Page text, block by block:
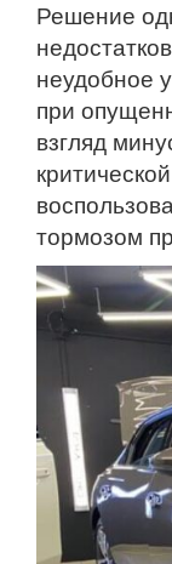
Решение
неудобное
при
взгляд
тормозом